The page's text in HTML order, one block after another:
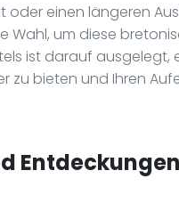
oder einen längeren
Wahl, um diese
ist darauf
zu bieten und Ihren